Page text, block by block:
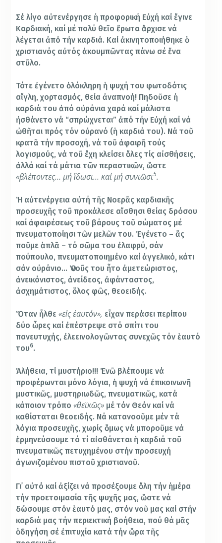
Σέ λίγο αὐτενέργησε ἡ προφορική Εὐχή καί ἔγινε
Καρδιακή, καί μέ πολύ θεῖο ἔρωτα ἄρχισε νά
λέγεται ἀπό τήν καρδιά. Καί ἀκινητοποιήθηκε ὁ
χριστιανός αὐτός ἀκουμπῶντας πάνω σέ ἕνα
στῦλο.
Τότε ἐγένετο ὁλόκληρη ἡ ψυχή του φωτοδότις
αἴγλη, χορτασμός, θεία ἀναπνοή! Πηδοῦσε ἡ
καρδιά του ἀπό οὐράνια χαρά καί μάλιστα
ἠσθάνετο νά “σπρώχνεται” ἀπό τήν Εὐχή καί νά
ὠθῆται πρός τόν οὐρανό (ἡ καρδιά του). Νά τοῦ
κρατᾶ τήν προσοχή, νά τοῦ ἀφαιρῆ τούς
λογισμούς, νά τοῦ ἔχη κλείσει ὅλες τίς αἰσθήσεις,
ἀλλά καί τά μάτια τῶν περαστικῶν, ὥστε
«βλέποντες… μή ἴδωσι… καί μή συνιῶσι5.
Ἡ αὐτενέργεια αὐτή τῆς Νοερᾶς καρδιακῆς
προσευχῆς τοῦ προκάλεσε αἴσθησι θείας δρόσου
καί ἀφαιρέσεως τοῦ βάρους τοῦ σώματος μέ
πνευματοποίησι τῶν μελῶν του. Ἐγένετο – ἄς
ποῦμε ἁπλᾶ – τό σῶμα του ἐλαφρύ, σάν
πούπουλο, πνευματοποιημένο καί ἀγγελικό, κάτι
σάν οὐράνιο… Ὁ νοῦς του ἦτο ἀμετεώριστος,
ἀνεικόνιστος, ἀνείδεος, ἀφάνταστος,
ἀσχημάτιστος, ὅλος φῶς, θεοειδής.
Ὅταν ἦλθε «εἰς ἑαυτόν», εἶχαν περάσει περίπου
δύο ὧρες καί ἐπέστρεψε στό σπίτι του
πανευτυχής, ἐλεεινολογῶντας συνεχῶς τόν ἑαυτό
του6.
Ἀλήθεια, τί μυστήριο!!! Ἐνῶ βλέπουμε νά
προφέρωνται μόνο λόγια, ἡ ψυχή νά ἐπικοινωνῆ
μυστικῶς, μυστηριωδῶς, πνευματικῶς, κατά
κάποιον τρόπο«θεϊκῶς» μέ τόν Θεόν καί νά
καθίσταται θεοειδής. Νά κατανοοῦμε μέν τά
λόγια προσευχῆς, χωρίς ὅμως νά μποροῦμε νά
ἑρμηνεύσουμε τό τί αἰσθάνεται ἡ καρδιά τοῦ
πνευματικῶς πετυχημένου στήν προσευχή
ἀγωνιζομένου πιστοῦ χριστιανοῦ.
Γι᾿ αὐτό καί ἀξίζει νά προσέξουμε ὅλη τήν ἡμέρα
τήν προετοιμασία τῆς ψυχῆς μας, ὥστε νά
δώσουμε στόν ἑαυτό μας, στόν νοῦ μας καί στήν
καρδιά μας τήν περιεκτική βοήθεια, πού θά μᾶς
ὁδηγήση σέ ἐπιτυχία κατά τήν ὥρα τῆς